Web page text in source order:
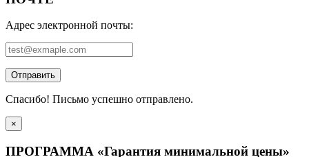
Адрес электронной почты:
Отправить
Спасибо! Письмо успешно отправлено.
×
ПРОГРАММА «Гарантия минимальной цены»